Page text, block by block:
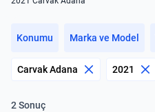
Konumu Marka ve Model
Carvak Adana 2021
2 Sonuç